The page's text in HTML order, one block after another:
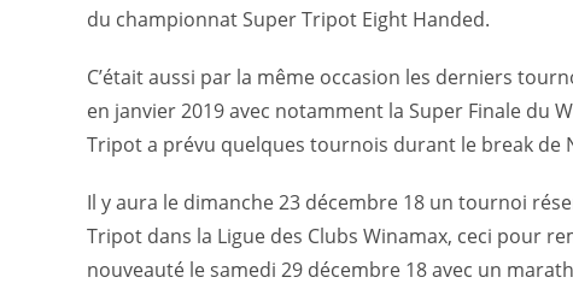
du championnat Super Tripot Eight Handed.
C’était aussi par la même occasion les derniers
en janvier 2019 avec notamment la Super Finale du
Tripot a prévu quelques tournois durant le break de
Il y aura le dimanche 23 décembre 18 un tournoi
Tripot dans la Ligue des Clubs Winamax, ceci pour
nouveauté le samedi 29 décembre 18 avec un